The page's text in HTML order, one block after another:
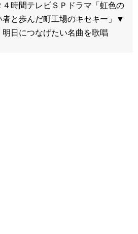
時間テレビＳＰドラマ「虹色の
者と歩んだ町工場のキセキー」▼
明日につなげたい名曲を歌唱